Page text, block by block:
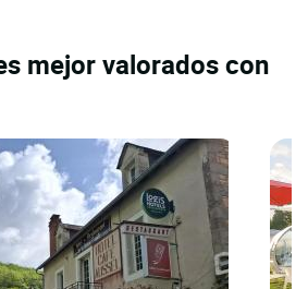
mejor valorados con